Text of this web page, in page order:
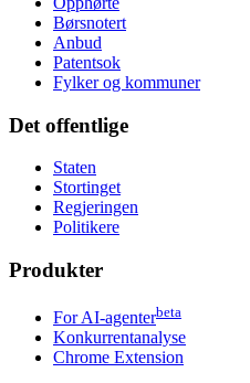
Børsnotert
Anbud
Patentsok
Fylker og kommuner
Det offentlige
Staten
Stortinget
Regjeringen
Politikere
Produkter
For AI-agenterbeta
Konkurrentanalyse
Chrome Extension